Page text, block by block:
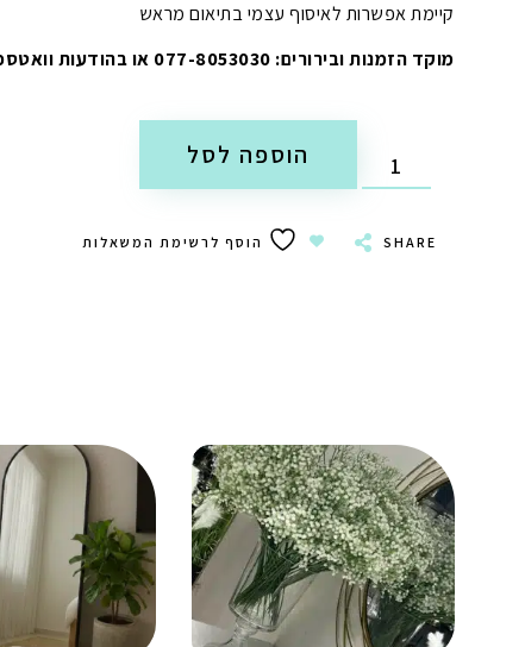
קיימת אפשרות לאיסוף עצמי בתיאום מראש
מוקד הזמנות ובירורים: 077-8053030 או בהודעות וואטספ
הוספה לסל
SHARE הוסף לרשימת המשאלות